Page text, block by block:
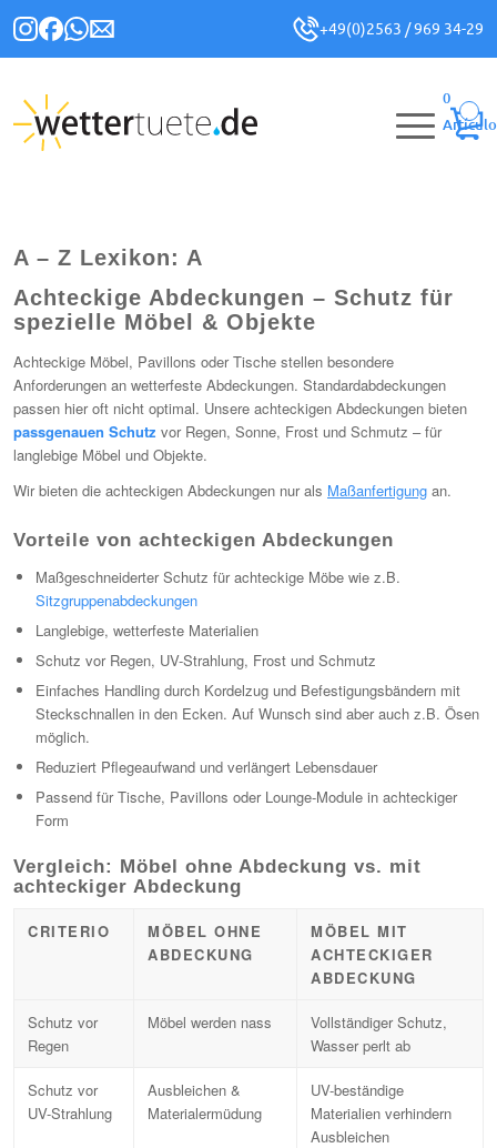
+49(0)2563 / 969 34-29
0
Artículo
A – Z Lexikon: A
Achteckige Abdeckungen – Schutz für
spezielle Möbel & Objekte
Achteckige Möbel, Pavillons oder Tische stellen besondere
Anforderungen an wetterfeste Abdeckungen. Standardabdeckungen
passen hier oft nicht optimal. Unsere achteckigen Abdeckungen bieten
passgenauen Schutz vor Regen, Sonne, Frost und Schmutz – für
langlebige Möbel und Objekte.
Wir bieten die achteckigen Abdeckungen nur als Maßanfertigung an.
Vorteile von achteckigen Abdeckungen
Maßgeschneiderter Schutz für achteckige Möbe wie z.B.
Sitzgruppenabdeckungen
Langlebige, wetterfeste Materialien
Schutz vor Regen, UV-Strahlung, Frost und Schmutz
Einfaches Handling durch Kordelzug und Befestigungsbändern mit
Steckschnallen in den Ecken. Auf Wunsch sind aber auch z.B. Ösen
möglich.
Reduziert Pflegeaufwand und verlängert Lebensdauer
Passend für Tische, Pavillons oder Lounge-Module in achteckiger
Form
Vergleich: Möbel ohne Abdeckung vs. mit
achteckiger Abdeckung
CRITERIO
MÖBEL OHNE
ABDECKUNG
MÖBEL MIT
ACHTECKIGER
ABDECKUNG
Schutz vor
Regen
Möbel werden nass
Vollständiger Schutz,
Wasser perlt ab
Schutz vor
UV-Strahlung
Ausbleichen &
Materialermüdung
UV-beständige
Materialien verhindern
Ausbleichen